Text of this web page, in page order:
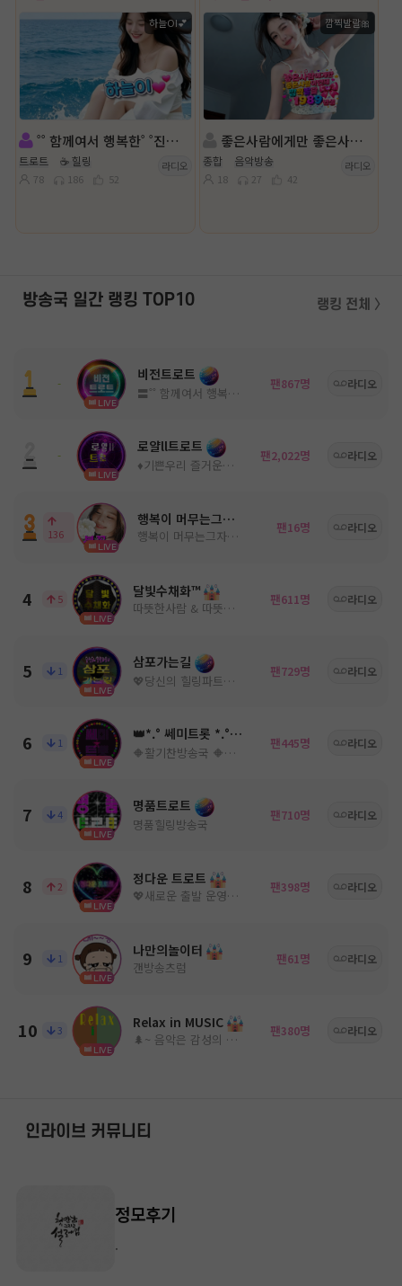
하늘OI💕
˚˚ 함께여서 행복한˚ ˚진행: 하늘OI💕◈ 담: ll진아⋰˚ღ
트로트 ☕ 힐링
78 186 52
라디오
깜찍발랄🎀
좋은사람에게만 좋은사람이면 돼 ♡
종합 음악방송
18 27 42
라디오
방송국 일간 랭킹 TOP10 랭킹 전체 〉
-
LIVE
비전트로트
〓˚˚ 함께여서 행복한 고품격 방송국 ˚˚〓
팬867명 라디오
-
LIVE
로얄ll트로트
♦️기쁜우리 즐거운우리♦️
팬2,022명 라디오
136
LIVE
행복이 머무는그자리
행복이 머무는그자리 :트로트
팬16명 라디오
4 5
LIVE
달빛수채화™
따뜻한사람 & 따뜻한음악
팬611명 라디오
5 1
LIVE
삼포가는길
💖당신의 힐링파트너💖ノ。담: ◈
팬729명 라디오
6 1
LIVE
👑*.° 쎄미트롯 *.°👑
🔶활기찬방송국 🔶쎄미트롯🔶
팬445명 라디오
7 4
LIVE
명품트로트
명품힐링방송국
팬710명 라디오
8 2
LIVE
정다운 트로트
💖새로운 출발 운영진모심💖
팬398명 라디오
9 1
LIVE
나만의놀이터
갠방송츠럼
팬61명 라디오
10 3
LIVE
Relax in MUSIC
🌲~ 음악은 감성의 움직임을 유도한다! ~🌳
팬380명 라디오
인라이브 커뮤니티
정모후기
.